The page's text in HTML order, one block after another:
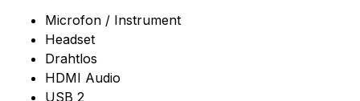
Microfon / Instrument
Headset
Drahtlos
HDMI Audio
USB 2